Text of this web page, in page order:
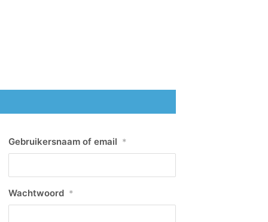
Gebruikersnaam of email *
Wachtwoord *